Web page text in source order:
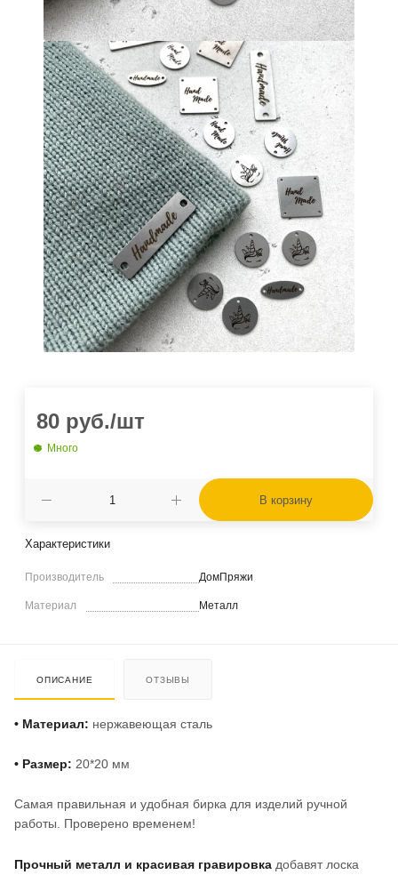
80 руб./шт
Много
В корзину
Характеристики
Производитель ДомПряжи
Материал Металл
ОПИСАНИЕ ОТЗЫВЫ
• Материал: нержавеющая сталь
• Размер: 20*20 мм
Самая правильная и удобная бирка для изделий ручной
работы. Проверено временем!
Прочный металл и красивая гравировка добавят лоска